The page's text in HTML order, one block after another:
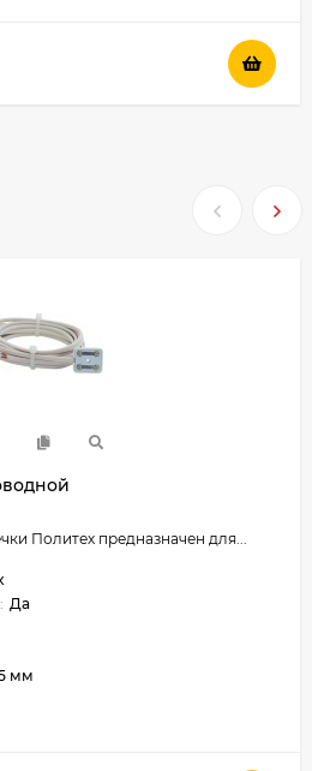
Политех предназначен для...
Да
мм